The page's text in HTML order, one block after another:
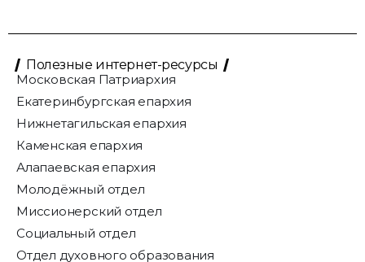
Полезные интернет-ресурсы
Московская Патриархия
Екатеринбургская епархия
Нижнетагильская епархия
Каменская епархия
Алапаевская епархия
Молодёжный отдел
Миссионерский отдел
Социальный отдел
Отдел духовного образования